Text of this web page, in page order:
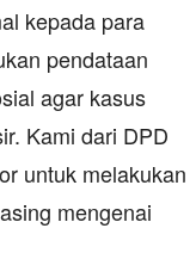
kepada para
pendataan
agar kasus
Kami dari DPD
untuk melakukan
mengenai